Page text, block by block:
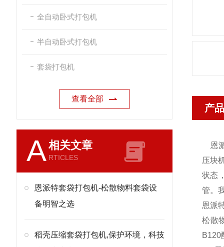
全自动卧式打包机
半自动卧式打包机
套袋打包机
查看全部
A相关文章
RTICLES
恩派特套袋打包机-松散物料套袋设
备明智之选
稻壳压缩套袋打包机,保护环境，科技
产
恩
压块
状态
管。
恩派
松散
B120